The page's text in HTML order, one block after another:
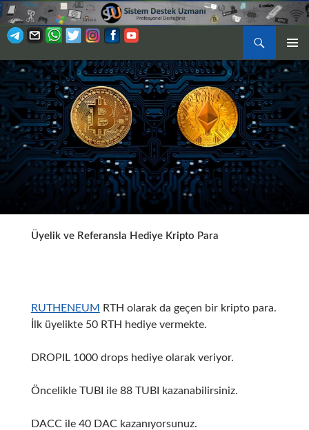
Ara
MENÜ
İÇERIĞE
ATLA
Üyelik ve Referansla Hediye Kripto Para
RUTHENEUM
RTH olarak da geçen bir kripto para.
İlk üyelikte 50 RTH hediye vermekte.
DROPIL 1000 drops hediye olarak veriyor.
Öncelikle TUBI ile 88 TUBI kazanabilirsiniz.
DACC ile 40 DAC kazanıyorsunuz.